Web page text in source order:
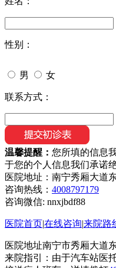
性别：
男 女
联系方式：
温馨提醒： 您所填的信息
于您的个人信息我们承诺
医院地址：南宁秀厢大道
咨询热线： 4008797179
咨询微信: nnxjbdf88
医院首页|在线咨询|来院路
医院地址南宁市秀厢大道
来院指引：由于汽车站医